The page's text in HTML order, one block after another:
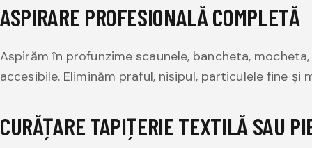
ASPIRARE PROFESIONALĂ COMPLETĂ
Aspirăm în profunzime scaunele, bancheta,
accesibile. Eliminăm praful, nisipul, particulele fine și
CURĂȚARE TAPIȚERIE TEXTILĂ SAU